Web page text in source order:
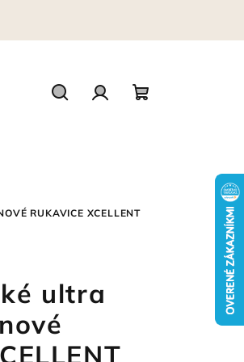
RUKAVICE XCELLENT
ultra